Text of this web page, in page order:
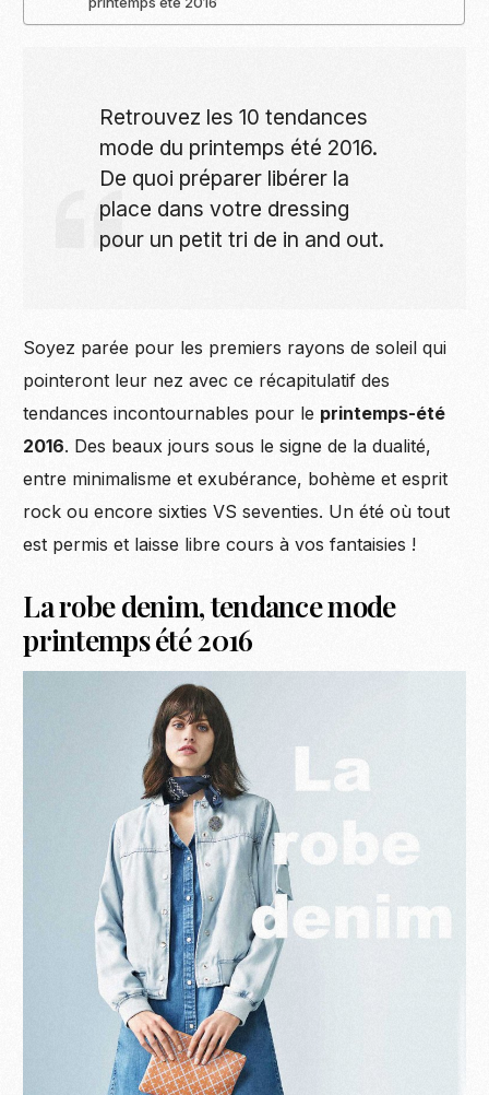
Retrouvez les 10 tendances
mode du printemps été 2016.
De quoi préparer libérer la
place dans votre dressing
pour un petit tri de in and out.
Soyez parée pour les premiers rayons de soleil qui
pointeront leur nez avec ce récapitulatif des
tendances incontournables pour le printemps-été
2016. Des beaux jours sous le signe de la dualité,
entre minimalisme et exubérance, bohème et esprit
rock ou encore sixties VS seventies. Un été où tout
est permis et laisse libre cours à vos fantaisies !
La robe denim, tendance mode
printemps été 2016